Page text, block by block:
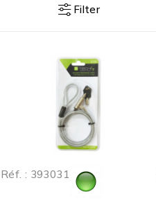
Filter
Réf. : 393031